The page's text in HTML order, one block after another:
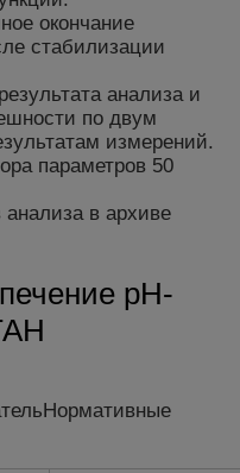
окончание
стабилизации
анализа и
по двум
измерений.
параметров 50
анализа в архиве
рН-